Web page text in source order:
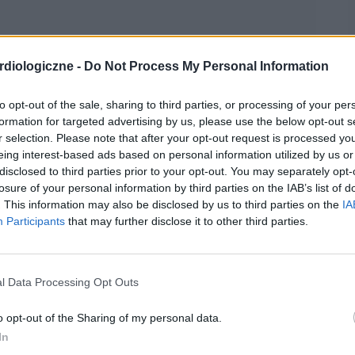
- Do Not Process My Personal Information
opt-out of the sale, sharing to third parties, or processing of your
for targeted advertising by us, please use the below opt-out
selection. Please note that after your opt-out request is processed
interest-based ads based on personal information utilized by us
to third parties prior to your opt-out. You may separately
of your personal information by third parties on the IAB’s list of
This information may also be disclosed by us to third parties on the
Participants that may further disclose it to other third parties.
Data Processing Opt Outs
opt-out of the Sharing of my personal data.
07-08-2013, 20:52:07
do chorób kardiologicznych, m.in. do zawału. Mój
Bierze Lisiprol na wyrównanie ciśnienia. Trzeba bardzo
cytuj zgłoś do moderacji
choroba, ponieważ po jej wykryciu należy leczyć się już do